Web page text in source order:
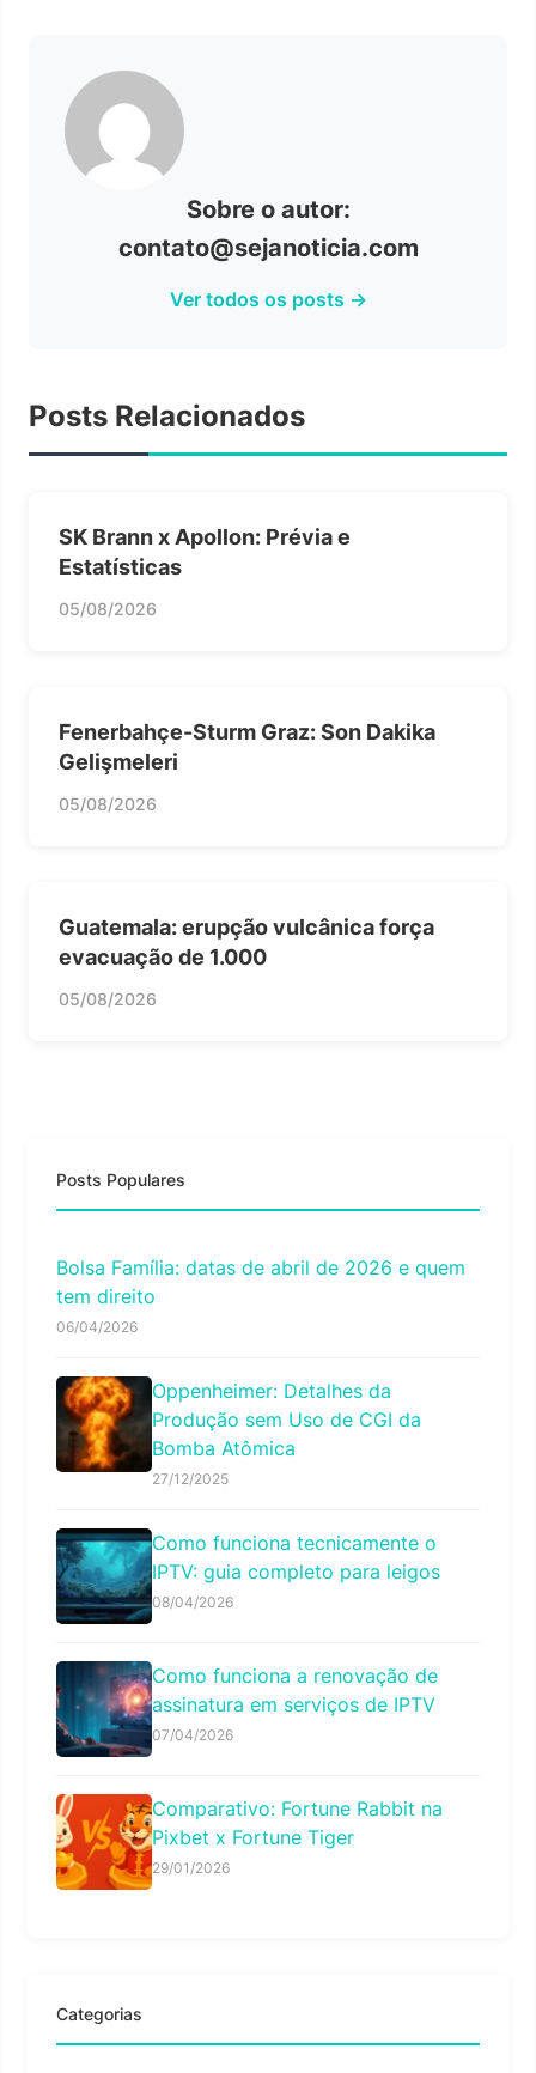
Sobre o autor:
contato@sejanoticia.com
Ver todos os posts →
Posts Relacionados
SK Brann x Apollon: Prévia e
Estatísticas
05/08/2026
Fenerbahçe-Sturm Graz: Son Dakika
Gelişmeleri
05/08/2026
Guatemala: erupção vulcânica força
evacuação de 1.000
05/08/2026
Posts Populares
Bolsa Família: datas de abril de 2026 e quem
tem direito
06/04/2026
Oppenheimer: Detalhes da
Produção sem Uso de CGI da
Bomba Atômica
27/12/2025
Como funciona tecnicamente o
IPTV: guia completo para leigos
08/04/2026
Como funciona a renovação de
assinatura em serviços de IPTV
07/04/2026
Comparativo: Fortune Rabbit na
Pixbet x Fortune Tiger
29/01/2026
Categorias